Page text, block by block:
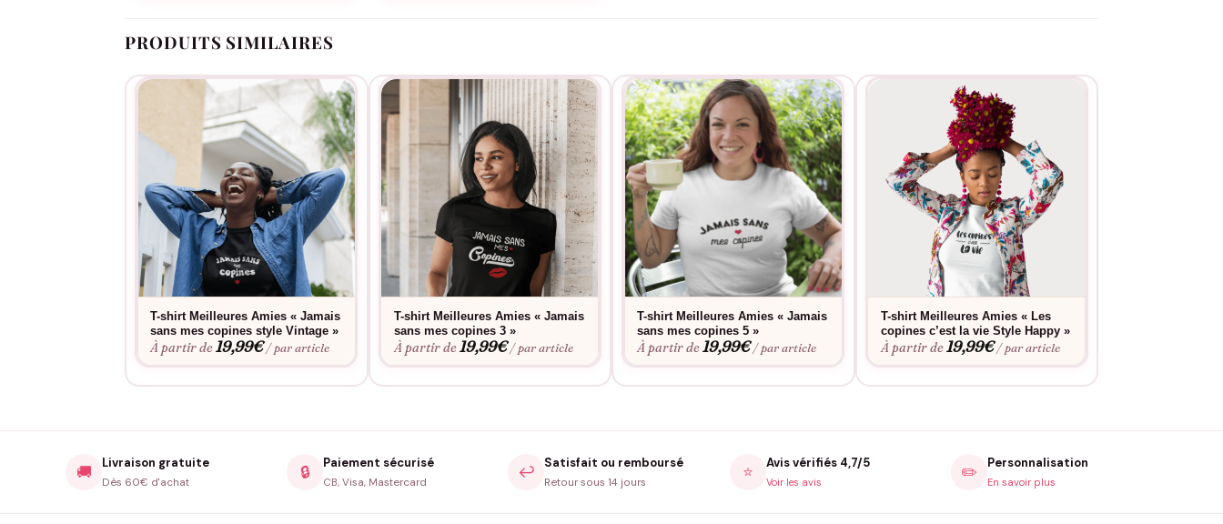
PRODUITS SIMILAIRES
T-shirt Meilleures Amies « Jamais
sans mes copines style Vintage »
À partir de19,99€ / par article
T-shirt Meilleures Amies « Jamais
sans mes copines 3 »
À partir de19,99€ / par article
T-shirt Meilleures Amies « Jamais
sans mes copines 5 »
À partir de19,99€ / par article
T-shirt Meilleures Amies « Les
copines c’est la vie Style Happy »
À partir de19,99€ / par article
🚚 Livraison gratuite
Dès 60€ d'achat
🔒 Paiement sécurisé
CB, Visa, Mastercard
↩️ Satisfait ou remboursé
Retour sous 14 jours
⭐ Avis vérifiés 4,7/5
Voir les avis ✏️ Personnalisation
En savoir plus